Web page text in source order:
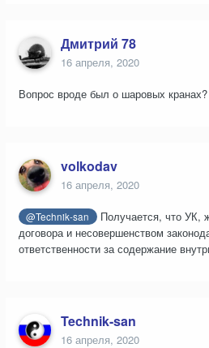
Дмитрий 78
16 апреля, 2020
Вопрос вроде был о шаровых кранах?
volkodav
16 апреля, 2020
@Technik-san
Получается, что УК,
договора и несовершенством
ответственности за содержание
Technik-san
16 апреля, 2020